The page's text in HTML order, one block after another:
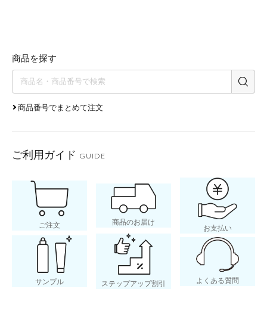
商品を探す
商品番号でまとめて注文
ご利用ガイド GUIDE
ご注文 商品のお届け
お支払い
サンプル ステップアップ割引 よくある質問